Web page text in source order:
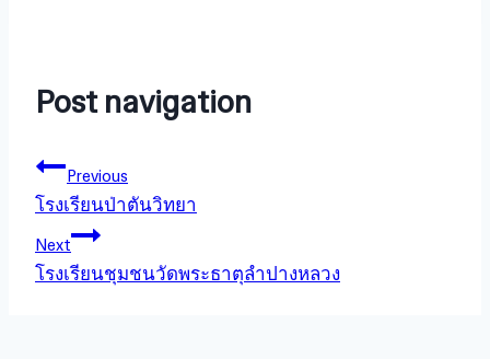
Post navigation
Previous
โรงเรียนป่าตันวิทยา
Next
โรงเรียนชุมชนวัดพระธาตุลำปางหลวง